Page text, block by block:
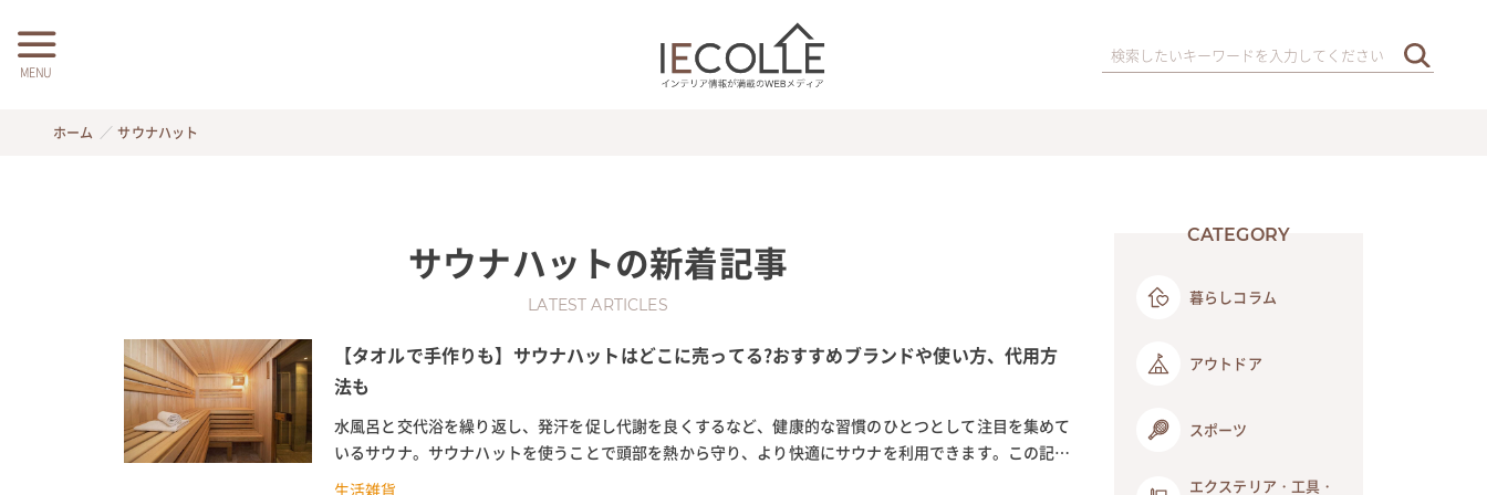
MENU
ホーム サウナハット
サウナハットの新着記事
LATEST ARTICLES
【タオルで手作りも】サウナハットはどこに売ってる?おすすめブランドや使い方、代用方
法も
水風呂と交代浴を繰り返し、発汗を促し代謝を良くするなど、健康的な習慣のひとつとして注目を集めて
いるサウナ。サウナハットを使うことで頭部を熱から守り、より快適にサウナを利用できます。この記事
では、サウナハットの効果やどこに売ってるか、タオ...
生活雑貨
CATEGORY
暮らしコラム
アウトドア
スポーツ
エクステリア・工具・